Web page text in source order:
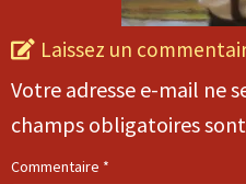
Laissez un
Votre adresse e-mail ne
champs obligatoires
Commentaire *